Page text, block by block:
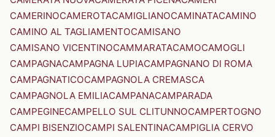
CAMERINOCAMEROTACAMIGLIANOCAMINATACAMINO
CAMINO AL TAGLIAMENTOCAMISANO
CAMISANO VICENTINOCAMMARATACAMOCAMOGLI
CAMPAGNACAMPAGNA LUPIACAMPAGNANO DI ROMA
CAMPAGNATICOCAMPAGNOLA CREMASCA
CAMPAGNOLA EMILIACAMPANACAMPARADA
CAMPEGINECAMPELLO SUL CLITUNNOCAMPERTOGNO
CAMPI BISENZIOCAMPI SALENTINACAMPIGLIA CERVO